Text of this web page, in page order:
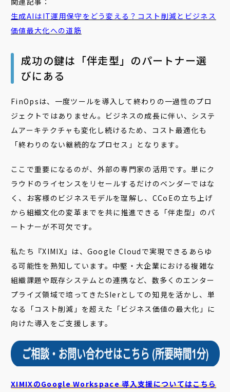
生成AIはIT運用保守をどう変える？コスト削減とビジネス
価値最大化への道筋
成功の鍵は「伴走型」のパートナー選
びにある
FinOpsは、一度ツールを導入して終わりの一過性のプロ
ジェクトではありません。ビジネスの成長に伴い、システ
ムアーキテクチャも変化し続けるため、コスト最適化も
「終わりのない継続的なプロセス」となります。
ここで重要になるのが、外部の専門家の活用です。単にク
ラウドのライセンスをリセールするだけのベンダーではな
く、お客様のビジネスモデルを理解し、CCoEの立ち上げ
から組織文化の変革までを共に推進できる「伴走型」のパ
ートナーが不可欠です。
私たち『XIMIX』は、Google Cloudで実現できるあらゆ
る可能性を熟知しています。中堅・大企業における複雑な
組織課題や既存システムとの連携など、数多くのエンター
プライズ領域で培ってきたSIerとしての知見を活かし、単
なる「コスト削減」を超えた「ビジネス価値の最大化」に
向けた導入をご支援します。
XIMIXのGoogle Workspace 導入支援についてはこちら